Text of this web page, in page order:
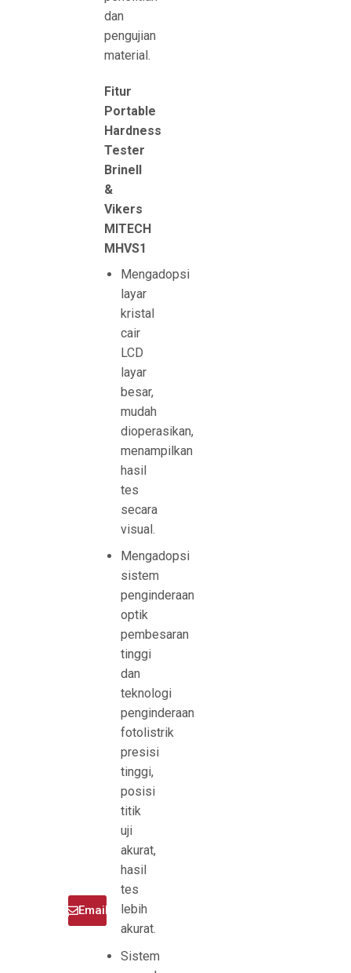
Telepon
Email
dan
pengujian
material.
Fitur
Portable
Hardness
Tester
Brinell
&
Vikers
MITECH
MHVS1
Mengadopsi
layar
kristal
cair
LCD
layar
besar,
mudah
dioperasikan,
menampilkan
hasil
tes
secara
visual.
Mengadopsi
sistem
penginderaan
optik
pembesaran
tinggi
dan
teknologi
penginderaan
fotolistrik
presisi
tinggi,
posisi
titik
uji
akurat,
hasil
tes
lebih
akurat.
Sistem